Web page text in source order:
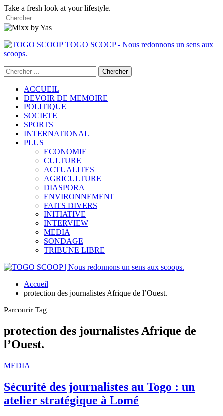
Take a fresh look at your lifestyle.
TOGO SCOOP - Nous redonnons un sens aux
scoops.
ACCUEIL
DEVOIR DE MEMOIRE
POLITIQUE
SOCIETE
SPORTS
INTERNATIONAL
PLUS
ECONOMIE
CULTURE
ACTUALITES
AGRICULTURE
DIASPORA
ENVIRONNEMENT
FAITS DIVERS
INITIATIVE
INTERVIEW
MEDIA
SONDAGE
TRIBUNE LIBRE
Accueil
protection des journalistes Afrique de l’Ouest.
Parcourir Tag
protection des journalistes Afrique de
l’Ouest.
MEDIA
Sécurité des journalistes au Togo : un
atelier stratégique à Lomé